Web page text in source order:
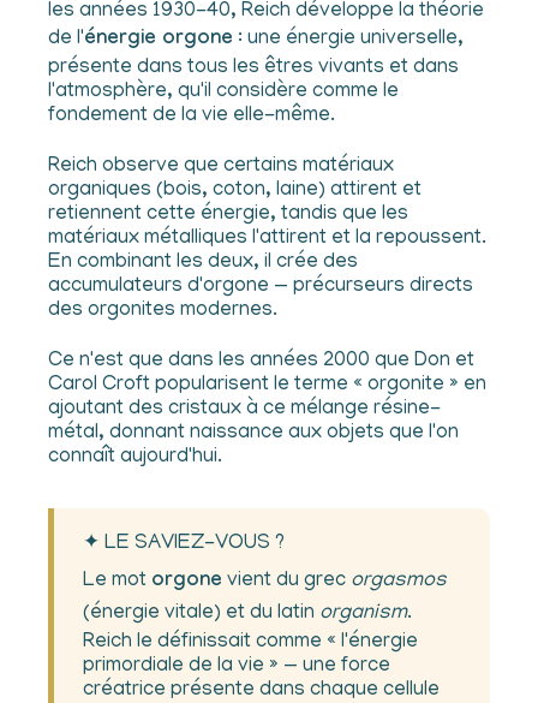
les années 1930-40, Reich développe la théorie
de l'énergie orgone : une énergie universelle,
présente dans tous les êtres vivants et dans
l'atmosphère, qu'il considère comme le
fondement de la vie elle-même.
Reich observe que certains matériaux
organiques (bois, coton, laine) attirent et
retiennent cette énergie, tandis que les
matériaux métalliques l'attirent et la repoussent.
En combinant les deux, il crée des
accumulateurs d'orgone — précurseurs directs
des orgonites modernes.
Ce n'est que dans les années 2000 que Don et
Carol Croft popularisent le terme « orgonite » en
ajoutant des cristaux à ce mélange résine-
métal, donnant naissance aux objets que l'on
connaît aujourd'hui.
✦ LE SAVIEZ-VOUS ?
Le mot orgone vient du grec orgasmos
(énergie vitale) et du latin organism.
Reich le définissait comme « l'énergie
primordiale de la vie » — une force
créatrice présente dans chaque cellule